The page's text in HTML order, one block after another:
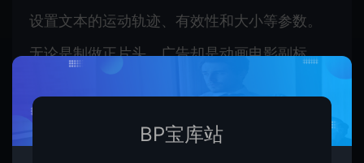
设置文本的运动轨迹、有效性和大小等参数。
无论是制做正片头、广告却是动画电影副标
令人印象深刻的效用。
BP宝库站